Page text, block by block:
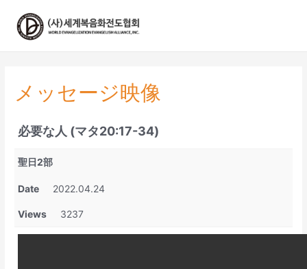
メッセージ映像
必要な人 (マタ20:17-34)
聖日2部
Date 2022.04.24
Views 3237